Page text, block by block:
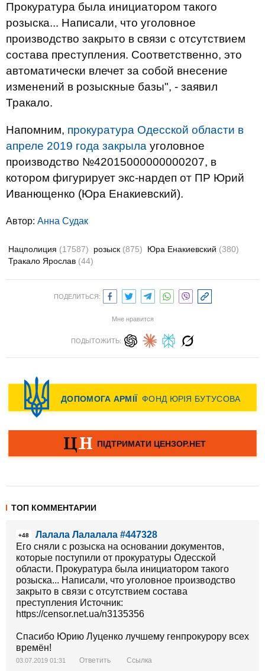
Прокуратура была инициатором такого
розыска... Написали, что уголовное
производство закрыто в связи с отсутствием
состава преступления. Соответственно, это
автоматически влечет за собой внесение
изменений в розыскные базы", - заявил
Тракало.
Напомним, прокуратура Одесской области в
апреле 2019 года закрыла уголовное
производство №42015000000000207, в
котором фигурирует экс-нардеп от ПР Юрий
Иванющенко (Юра Енакиевский).
Автор: Анна Судак
Нацполиция (17587) розыск (875) Юра Енакиевский (380)
Тракало Ярослав (44)
ПОДЕЛИТЬСЯ:
Мне нравится
ПОДЫТОЖИТЬ:
ТОП КОММЕНТАРИИ
+48
Лалала Лалалала #447328
Его сняли с розыска на основании документов,
которые поступили от прокуратуры Одесской
области. Прокуратура была инициатором такого
розыска... Написали, что уголовное производство
закрыто в связи с отсутствием состава
преступления Источник:
https://censor.net.ua/n3135356
Спасибо Юрию Луценко лучшему генпрокурору всех
времён!
03.07.2019 01:31 Ответить Ссылка